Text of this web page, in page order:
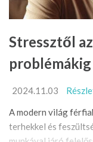
Stressztől
problémákig
2024.11.03
A modern világ
terhekkel és